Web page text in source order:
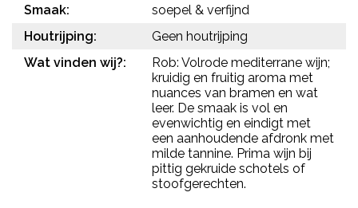
Smaak:
soepel & verfijnd
Houtrijping:
Geen houtrijping
Wat vinden wij?:
Rob: Volrode mediterrane wijn;
kruidig en fruitig aroma met
nuances van bramen en wat
leer. De smaak is vol en
evenwichtig en eindigt met
een aanhoudende afdronk met
milde tannine. Prima wijn bij
pittig gekruide schotels of
stoofgerechten.